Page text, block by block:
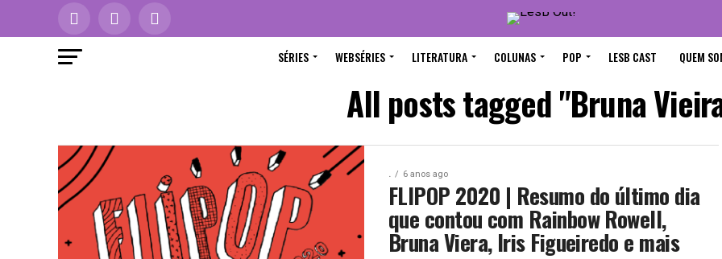
SÉRIES WEBSÉRIES LITERATURA COLUNAS POP LESB CAST QUEM
All posts tagged "Bruna
. 6 anos ago
FLIPOP 2020 | Resumo do último dia
que contou com Rainbow Rowell,
Bruna Viera, Iris Figueiredo e mais